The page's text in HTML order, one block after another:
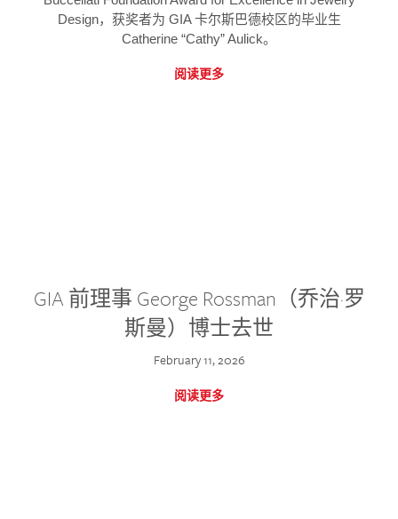
Design，获奖者为 GIA 卡尔斯巴德校区的毕业生
Catherine “Cathy” Aulick。
阅读更多
GIA 前理事 George Rossman（乔治·罗
斯曼）博士去世
February 11, 2026
阅读更多